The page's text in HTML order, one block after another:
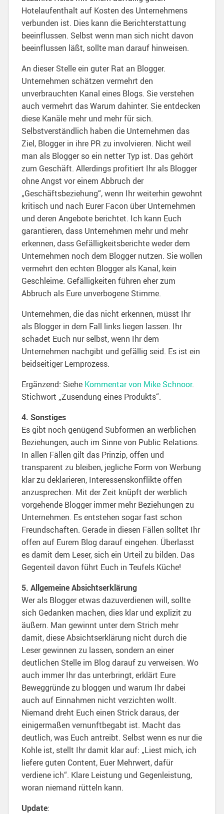
Hotelaufenthalt auf Kosten des Unternehmens
verbunden ist. Dies kann die Berichterstattung
beeinflussen. Selbst wenn man sich nicht davon
beeinflussen läßt, sollte man darauf hinweisen.
An dieser Stelle ein guter Rat an Blogger.
Unternehmen schätzen vermehrt den
unverbrauchten Kanal eines Blogs. Sie verstehen
auch vermehrt das Warum dahinter. Sie entdecken
diese Kanäle mehr und mehr für sich.
Selbstverständlich haben die Unternehmen das
Ziel, Blogger in ihre PR zu involvieren. Nicht weil
man als Blogger so ein netter Typ ist. Das gehört
zum Geschäft. Allerdings profitiert Ihr als Blogger
ohne Angst vor einem Abbruch der
„Geschäftsbeziehung“, wenn Ihr weiterhin gewohnt
kritisch und nach Eurer Facon über Unternehmen
und deren Angebote berichtet. Ich kann Euch
garantieren, dass Unternehmen mehr und mehr
erkennen, dass Gefälligkeitsberichte weder dem
Unternehmen noch dem Blogger nutzen. Sie wollen
vermehrt den echten Blogger als Kanal, kein
Geschleime. Gefälligkeiten führen eher zum
Abbruch als Eure unverbogene Stimme.
Unternehmen, die das nicht erkennen, müsst Ihr
als Blogger in dem Fall links liegen lassen. Ihr
schadet Euch nur selbst, wenn Ihr dem
Unternehmen nachgibt und gefällig seid. Es ist ein
beidseitiger Lernprozess.
Ergänzend: Siehe Kommentar von Mike Schnoor.
Stichwort „Zusendung eines Produkts“.
4. Sonstiges
Es gibt noch genügend Subformen an werblichen
Beziehungen, auch im Sinne von Public Relations.
In allen Fällen gilt das Prinzip, offen und
transparent zu bleiben, jegliche Form von Werbung
klar zu deklarieren, Interessenskonflikte offen
anzusprechen. Mit der Zeit knüpft der werblich
vorgehende Blogger immer mehr Beziehungen zu
Unternehmen. Es entstehen sogar fast schon
Freundschaften. Gerade in diesen Fällen solltet Ihr
offen auf Eurem Blog darauf eingehen. Überlasst
es damit dem Leser, sich ein Urteil zu bilden. Das
Gegenteil davon führt Euch in Teufels Küche!
5. Allgemeine Absichtserklärung
Wer als Blogger etwas dazuverdienen will, sollte
sich Gedanken machen, dies klar und explizit zu
äußern. Man gewinnt unter dem Strich mehr
damit, diese Absichtserklärung nicht durch die
Leser gewinnen zu lassen, sondern an einer
deutlichen Stelle im Blog darauf zu verweisen. Wo
auch immer Ihr das unterbringt, erklärt Eure
Beweggründe zu bloggen und warum Ihr dabei
auch auf Einnahmen nicht verzichten wollt.
Niemand dreht Euch einen Strick daraus, der
einigermaßen vernunftbegabt ist. Macht das
deutlich, was Euch antreibt. Selbst wenn es nur die
Kohle ist, stellt Ihr damit klar auf: „Liest mich, ich
liefere guten Content, Euer Mehrwert, dafür
verdiene ich“. Klare Leistung und Gegenleistung,
woran niemand rütteln kann.
Update: